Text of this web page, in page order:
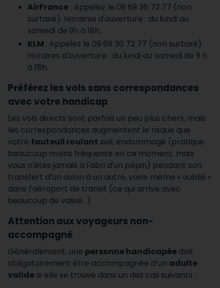
AirFrance : Appelez le 09 69 36 72 77 (non
surtaxé). Horaires d'ouverture : du lundi au
samedi de 9h à 18h.
KLM : Appelez le 09 69 36 72 77 (non surtaxé).
Horaires d'ouverture : du lundi au samedi de 9 h
à 18h.
Préférez les vols sans correspondances
avec votre handicap
Les vols directs sont parfois un peu plus chers, mais
les correspondances augmentent le risque que
votre fauteuil roulant soit endommagé (pratique
beaucoup moins fréquente en ce moment, mais
vous n'êtes jamais à l'abri d'un pépin) pendant son
transfert d’un avion à un autre, voire même « oublié »
dans l’aéroport de transit (ce qui arrive avec
beaucoup de valise...)
Attention aux voyageurs non-
accompagné
Généralement, une personne handicapée doit
obligatoirement être accompagnée d’un adulte
valide si elle se trouve dans un des cas suivants :